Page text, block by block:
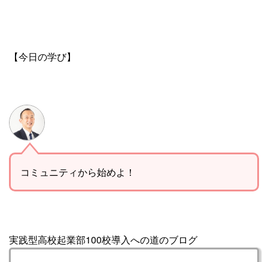
【今日の学び】
コミュニティから始めよ！
実践型高校起業部100校導入への道のブログ